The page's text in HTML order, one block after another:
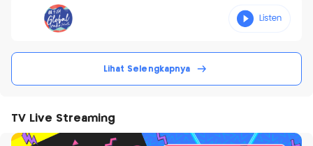
Lihat Selengkapnya
TV Live Streaming